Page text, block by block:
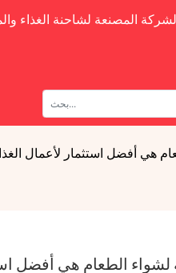
المصنعة لشاحنة الغذاء
هي أفضل استثمار لأعمال
الطعام هي أفضل